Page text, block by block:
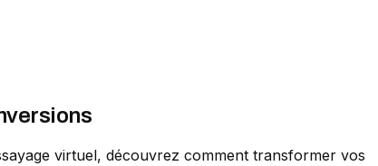
virtuel, découvrez comment transformer vos